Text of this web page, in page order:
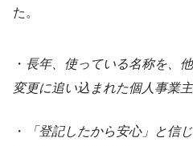
た。
・ 長年、使っている名称を、
変更に追い込まれた個人事業主
・
「登記したから安心」と信